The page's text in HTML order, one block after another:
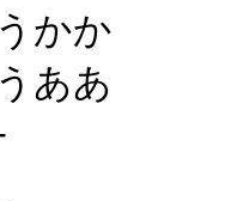
かか
ああ